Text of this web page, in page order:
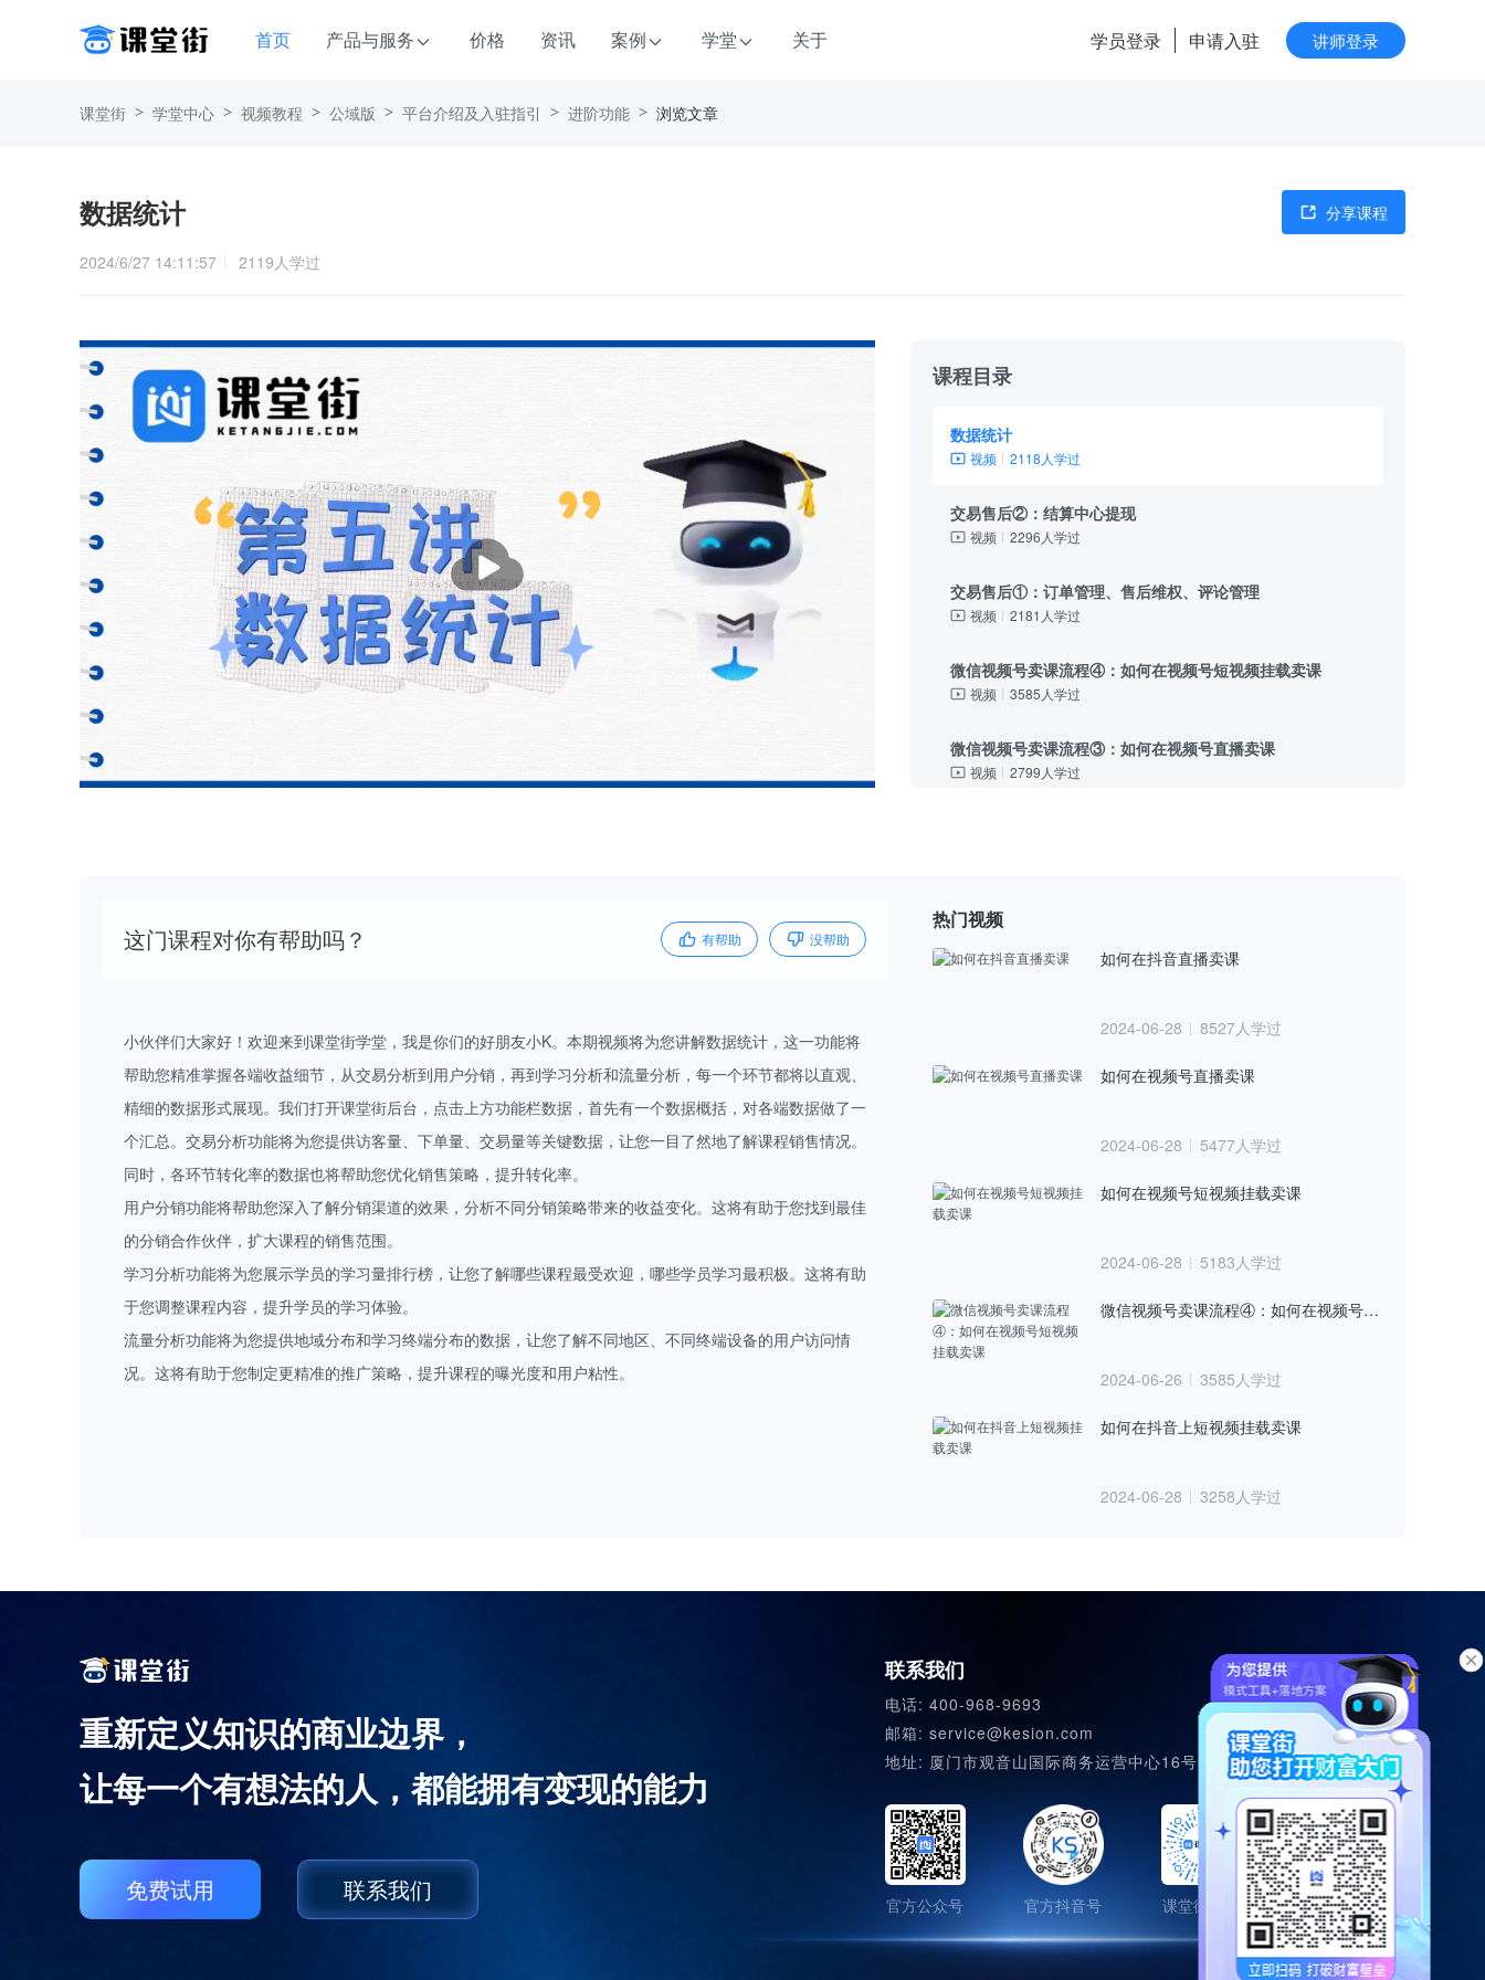
首页 产品与服务 价格 资讯 案例 学堂 关于 学员登录 申请入驻 讲师登录
课堂街 > 学堂中心 > 视频教程 > 公域版 > 平台介绍及入驻指引 > 进阶功能 > 浏览文章
数据统计 分享课程
2024/6/27 14:11:57 2119人学过
播
放
课程目录
数据统计
视频 2118人学过
交易售后②：结算中心提现
视频 2296人学过
交易售后①：订单管理、售后维权、评论管理
视频 2181人学过
微信视频号卖课流程④：如何在视频号短视频挂载卖课
视频 3585人学过
微信视频号卖课流程③：如何在视频号直播卖课
视频 2799人学过
微信视频号卖课流程①：关联视频号
视频
视频 3228人学过
快手卖课流程②：课程上架到快手平台
快手卖课流程①：快手号授权加白
抖音卖课流程⑤：如何短视频挂载卖课
视频 2519人学过
抖音卖课流程④：如何在抖音直播卖课
抖音卖课流程③：课程上架到抖音平台
这门课程对你有帮助吗？ 有帮助 没帮助
小伙伴们大家好！欢迎来到课堂街学堂，我是你们的好朋友小K。本期视频将为您讲解数据统计，这一功能将
帮助您精准掌握各端收益细节，从交易分析到用户分销，再到学习分析和流量分析，每一个环节都将以直观、
精细的数据形式展现。我们打开课堂街后台，点击上方功能栏数据，首先有一个数据概括，对各端数据做了一
个汇总。交易分析功能将为您提供访客量、下单量、交易量等关键数据，让您一目了然地了解课程销售情况。
同时，各环节转化率的数据也将帮助您优化销售策略，提升转化率。
用户分销功能将帮助您深入了解分销渠道的效果，分析不同分销策略带来的收益变化。这将有助于您找到最佳
的分销合作伙伴，扩大课程的销售范围。
学习分析功能将为您展示学员的学习量排行榜，让您了解哪些课程最受欢迎，哪些学员学习最积极。这将有助
于您调整课程内容，提升学员的学习体验。
流量分析功能将为您提供地域分布和学习终端分布的数据，让您了解不同地区、不同终端设备的用户访问情
况。这将有助于您制定更精准的推广策略，提升课程的曝光度和用户粘性。
热门视频
如何在抖音直播卖课
2024-06-28 8527人学过
如何在视频号直播卖课
2024-06-28 5477人学过
如何在视频号短视频挂载卖课
2024-06-28 5183人学过
微信视频号卖课流程④：如何在视频号短视频挂载卖课
2024-06-26 3585人学过
如何在抖音上短视频挂载卖课
2024-06-28 3258人学过
重新定义知识的商业边界，
让每一个有想法的人，都能拥有变现的能力
免费试用 联系我们
联系我们
电话: 400-968-9693
邮箱: service@kesion.com
地址: 厦门市观音山国际商务运营中心16号502室
官方公众号 官方抖音号 课堂街知道